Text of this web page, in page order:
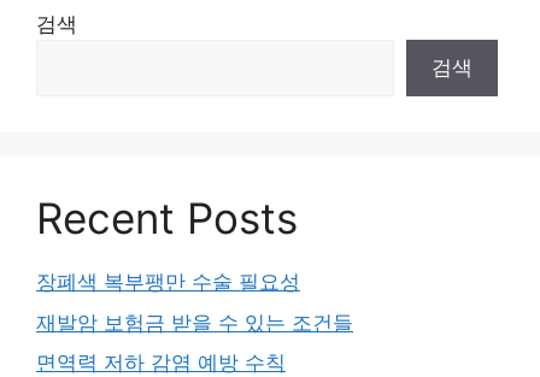
검색
검색
Recent Posts
장폐색 복부팽만 수술 필요성
재발암 보험금 받을 수 있는 조건들
면역력 저하 감염 예방 수칙